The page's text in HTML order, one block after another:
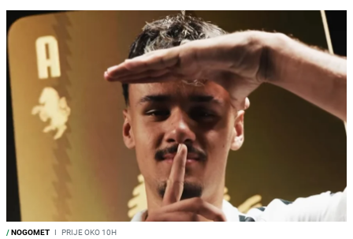
/NOGOMET I PRIJE OKO 10H